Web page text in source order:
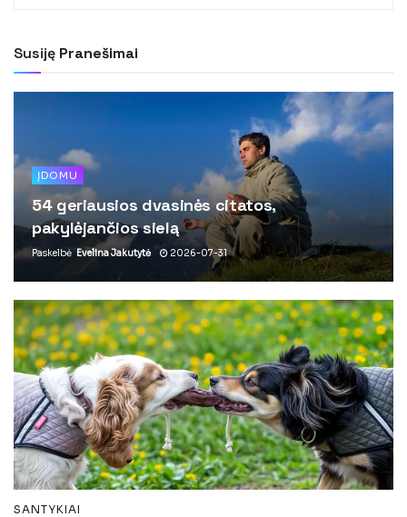
Susiję Pranešimai
ĮDOMU
54 geriausios dvasinės citatos,
pakylėjančios sielą
Paskelbė Evelina Jakutytė 2026-07-31
SANTYKIAI